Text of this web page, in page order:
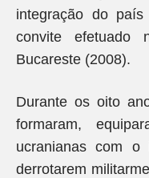
integração do
convite efetuado
Bucareste (2008).
Durante os oito
formaram,
ucranianas com
derrotarem